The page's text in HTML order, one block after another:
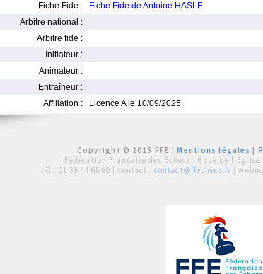
Fiche Fide :
Fiche Fide de Antoine HASLE
Arbitre national :
Arbitre fide :
Initiateur :
Animateur :
Entraîneur :
Affiliation :
Licence A le 10/09/2025
Copyright © 2015 FFE |Mentions légales
Fédération Française des Echecs | 6 rue de l'Eglise |
tél : 01 39 44 65 80 | contact : contact@ffechecs.fr |